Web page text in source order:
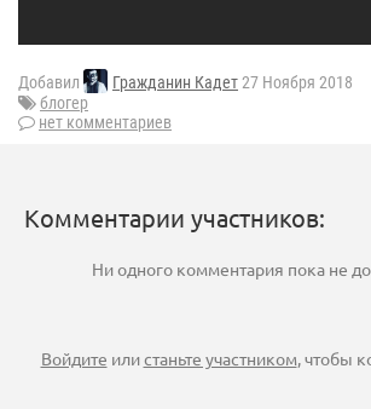
Добавил Гражданин Кадет27 Ноября 2018
блогер
нет комментариев
Комментарии участников:
Ни одного комментария пока не
Войдите илистаньте участником, чтобы